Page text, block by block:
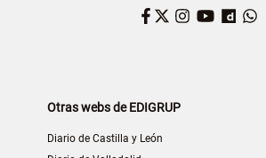
Facebook
Twitter
Instagram
Otras webs de EDIGRUP
Diario de Castilla y León